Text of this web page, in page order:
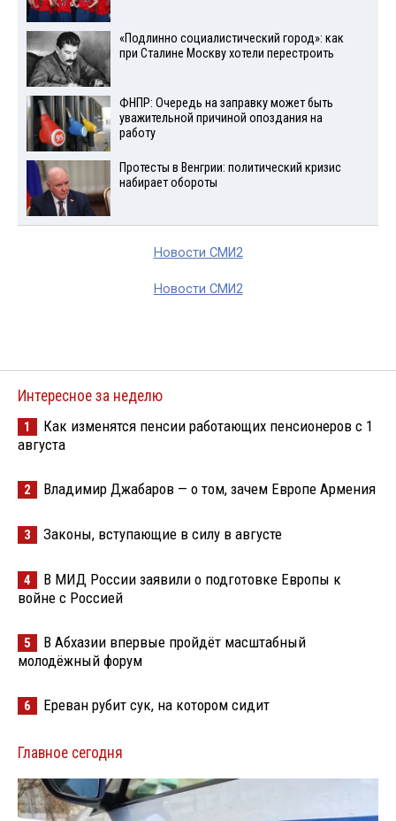
«Подлинно социалистический город»: как
при Сталине Москву хотели перестроить
ФНПР: Очередь на заправку может быть
уважительной причиной опоздания на
работу
Протесты в Венгрии: политический кризис
набирает обороты
Новости СМИ2
Новости СМИ2
Интересное за неделю
1
Как изменятся пенсии работающих пенсионеров с 1
августа
2 Владимир Джабаров — о том, зачем Европе Армения
3 Законы, вступающие в силу в августе
4
В МИД России заявили о подготовке Европы к
войне с Россией
5
В Абхазии впервые пройдёт масштабный
молодёжный форум
6 Ереван рубит сук, на котором сидит
Главное сегодня